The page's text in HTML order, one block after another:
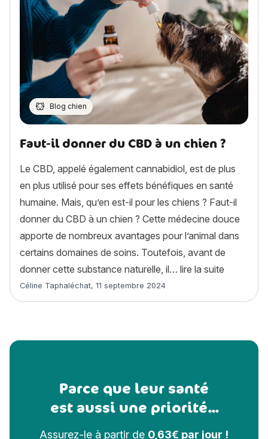
Blog chien
Faut-il donner du CBD à un chien ?
Le CBD, appelé également cannabidiol, est de plus
en plus utilisé pour ses effets bénéfiques en santé
humaine. Mais, qu’en est-il pour les chiens ? Faut-il
donner du CBD à un chien ? Cette médecine douce
apporte de nombreux avantages pour l’animal dans
certains domaines de soins. Toutefois, avant de
donner cette substance naturelle, il… lire la suite
Article rédigé par
Céline Taphaléchat, 11 septembre 2024
Parce que leur santé
est aussi une priorité...
Assurez-le à partir de 0,63€ par jour !